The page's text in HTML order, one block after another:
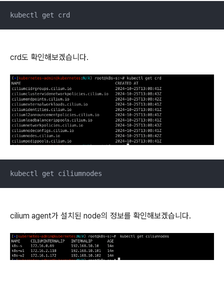
kubectl get crd
crd도 확인해보겠습니다.
kubectl get ciliumnodes
cilium agent가 설치된 node의 정보를 확인해보겠습니다.